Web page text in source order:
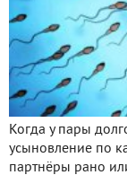
Когда у пары
усыновление по
партнёры рано